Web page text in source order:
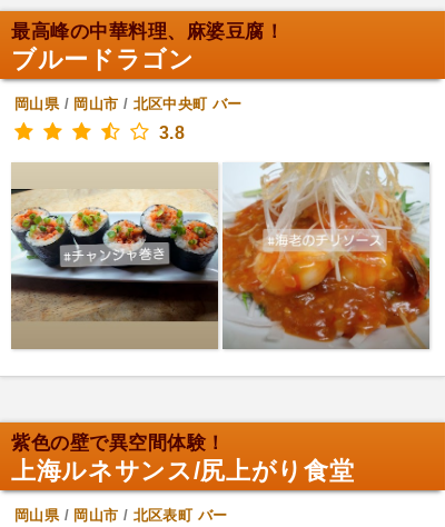
最高峰の中華料理、麻婆豆腐！
ブルードラゴン
岡山県/ 岡山市 / 北区中央町 バー
3.8
紫色の壁で異空間体験！
上海ルネサンス/尻上がり食堂
岡山県/ 岡山市 / 北区表町 バー